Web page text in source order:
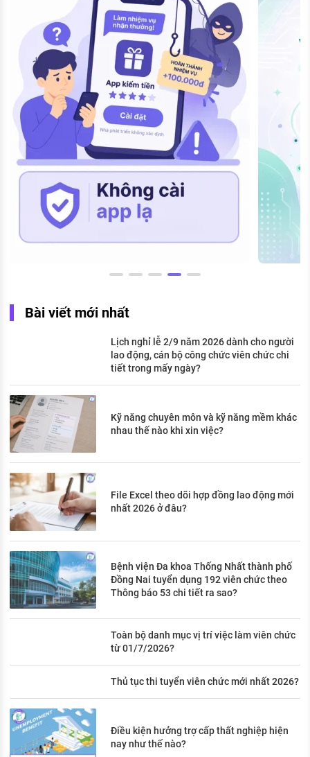
Bài viết mới nhất
Lịch nghỉ lễ 2/9 năm 2026 dành cho người
lao động, cán bộ công chức viên chức chi
tiết trong mấy ngày?
Kỹ năng chuyên môn và kỹ năng mềm khác
nhau thế nào khi xin việc?
File Excel theo dõi hợp đồng lao động mới
nhất 2026 ở đâu?
Bệnh viện Đa khoa Thống Nhất thành phố
Đồng Nai tuyển dụng 192 viên chức theo
Thông báo 53 chi tiết ra sao?
Toàn bộ danh mục vị trí việc làm viên chức
từ 01/7/2026?
Thủ tục thi tuyển viên chức mới nhất 2026?
Điều kiện hưởng trợ cấp thất nghiệp hiện
nay như thế nào?